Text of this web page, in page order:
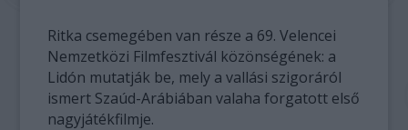
Ritka csemegében van része a 69. Velencei
Nemzetközi Filmfesztivál közönségének: a
Lidón mutatják be, mely a vallási szigoráról
ismert Szaúd-Arábiában valaha forgatott első
nagyjátékfilmje.